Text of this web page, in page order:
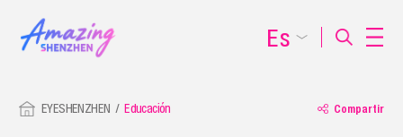
EYESHENZHEN Educación Compartir
Es